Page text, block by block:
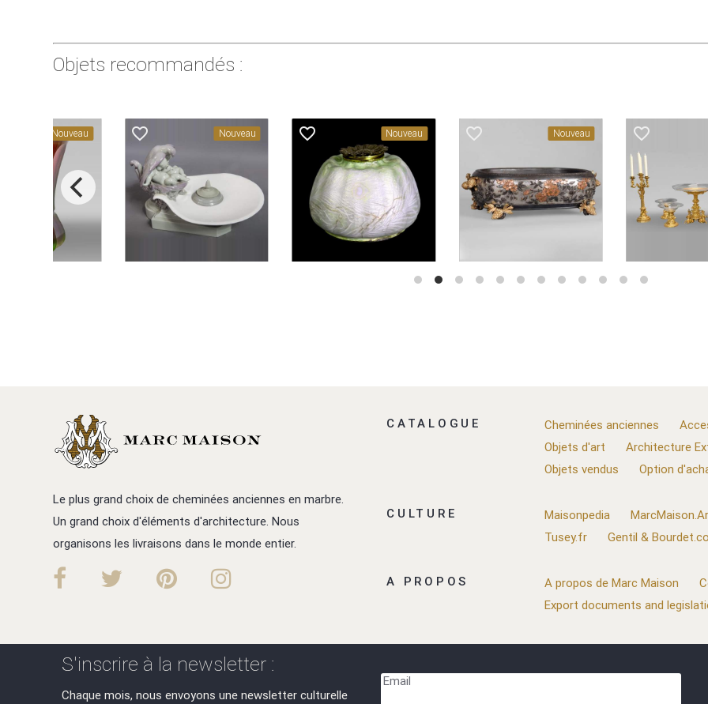
Objets recommandés :
favorite_border Nouveau favorite_border Nouveau favorite_border Nouveau
favorite_border Nouveau
Le plus grand choix de cheminées anciennes en marbre.
Un grand choix d'éléments d'architecture. Nous
organisons les livraisons dans le monde entier.
CATALOGUE Cheminées anciennes
Objets d'art
Architecture
Objets vendus
Option
CULTURE Maisonpedia
Tusey.fr
Gentil &
A PROPOS A propos de Marc Maison
Export documents and
S'inscrire à la newsletter :
Chaque mois, nous envoyons une newsletter culturelle
Email